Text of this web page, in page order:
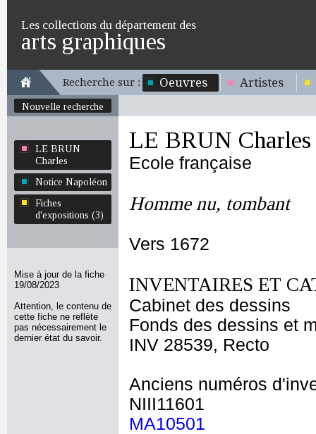
Les collections du département des
arts graphiques
Recherche sur : Oeuvres Artistes
Nouvelle recherche
LE BRUN
Charles
Notice Napoléon
Fiches
d'expositions (3)
Mise à jour de la fiche
19/08/2023
Attention, le contenu de
cette fiche ne reflète
pas nécessairement le
dernier état du savoir.
LE BRUN Charles
Ecole française
Homme nu, tombant
Vers 1672
INVENTAIRES ET
Cabinet des dessins
Fonds des dessins et
INV 28539, Recto
Anciens numéros
NIII11601
MA10501